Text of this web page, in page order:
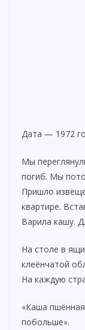
Дата — 1972
Мы
погиб. Мы
Пришло
квартире.
Варила кашу.
На столе в
клеёнчатой
На каждую
«Каша
побольше».